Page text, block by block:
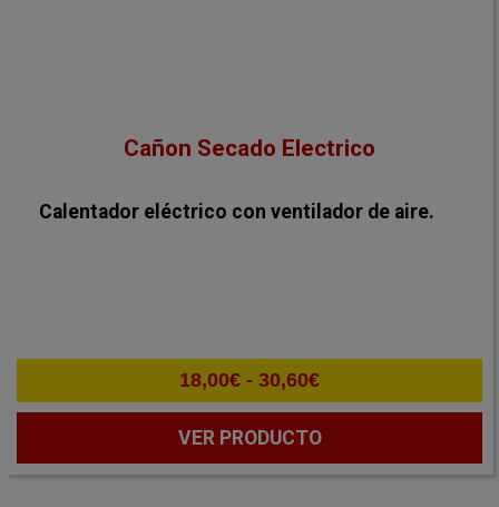
Cañon Secado Electrico
Calentador eléctrico con ventilador de aire.
18,00€ - 30,60€Rango
de
desde
18,00€
VER PRODUCTO